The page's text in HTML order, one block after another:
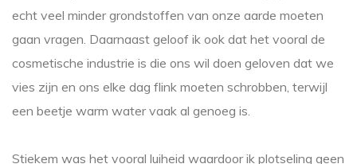
echt veel minder grondstoffen van onze aarde moeten
gaan vragen. Daarnaast geloof ik ook dat het vooral de
cosmetische industrie is die ons wil doen geloven dat we
vies zijn en ons elke dag flink moeten schrobben, terwijl
een beetje warm water vaak al genoeg is.
Stiekem was het vooral luiheid waardoor ik plotseling geen